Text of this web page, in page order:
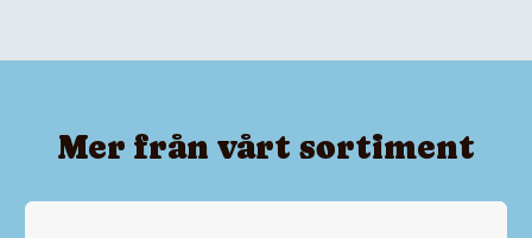
Mer från vårt sortiment